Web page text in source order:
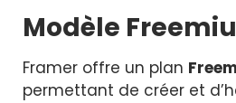
Modèle
Framer offre un plan
permettant de créer et